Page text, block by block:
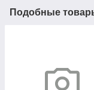
Подобные